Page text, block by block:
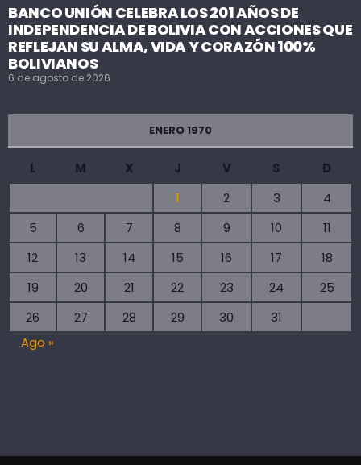
BANCO UNIÓN CELEBRA LOS 201 AÑOS DE
INDEPENDENCIA DE BOLIVIA CON ACCIONES QUE
REFLEJAN SU ALMA, VIDA Y CORAZÓN 100%
BOLIVIANOS
6 de agosto de 2026
ENERO 1970
L M X J V S
D
1
2 3
4
5
6 7 8 9 10
11
12
13 14 15 16 17
18
19
20 21 22 23 24
25
26
27 28 29 30
31
Ago »